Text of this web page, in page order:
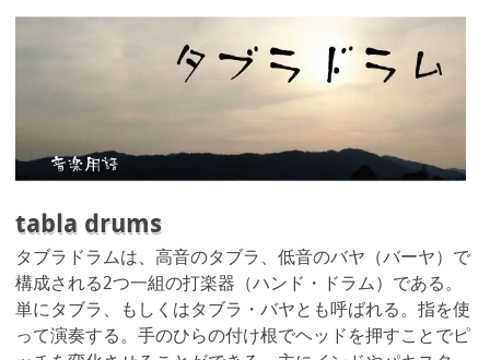
tabla drums
タブラドラムは、高音のタブラ、低音のバヤ（バーヤ）で
構成される2つ一組の打楽器（ハンド・ドラム）である。
単にタブラ、もしくはタブラ・バヤとも呼ばれる。指を使
って演奏する。手のひらの付け根でヘッドを押すことでピ